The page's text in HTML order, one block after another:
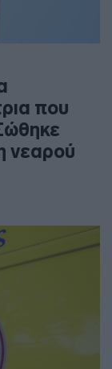
που
νεαρού